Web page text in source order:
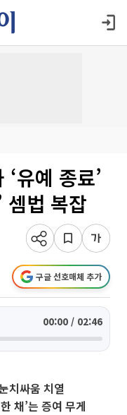
유예 종료’
법 복잡
구글 선호매체 추가
00:00 / 02:46
치싸움 치열
채’는 증여 무게